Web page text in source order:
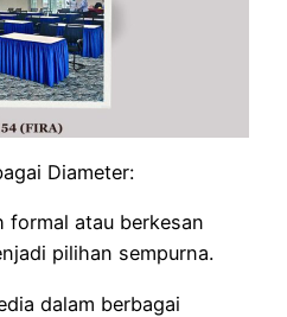
Diameter:
formal atau berkesan
pilihan sempurna.
dalam berbagai